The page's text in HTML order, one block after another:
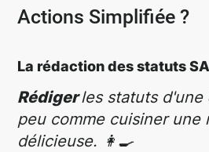
Actions Simplifiée ?
La rédaction des statuts
Rédigerles statuts d'une
peu comme cuisiner une
délicieuse. 👩‍🍳